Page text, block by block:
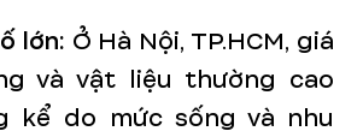
lớn: Ở Hà Nội, TP.HCM, giá
và vật liệu thường cao
kể do mức sống và nhu